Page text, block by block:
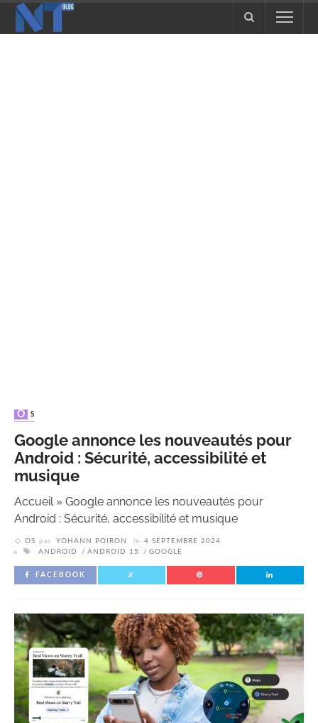
OS
Google annonce les nouveautés pour
Android : Sécurité, accessibilité et
musique
Accueil» Google annonce les nouveautés pour
Android : Sécurité, accessibilité et musique
OS par YOHANN POIRON le
4 SEPTEMBRE 2024
ANDROID
ANDROID 15 GOOGLE
FACEBOOK